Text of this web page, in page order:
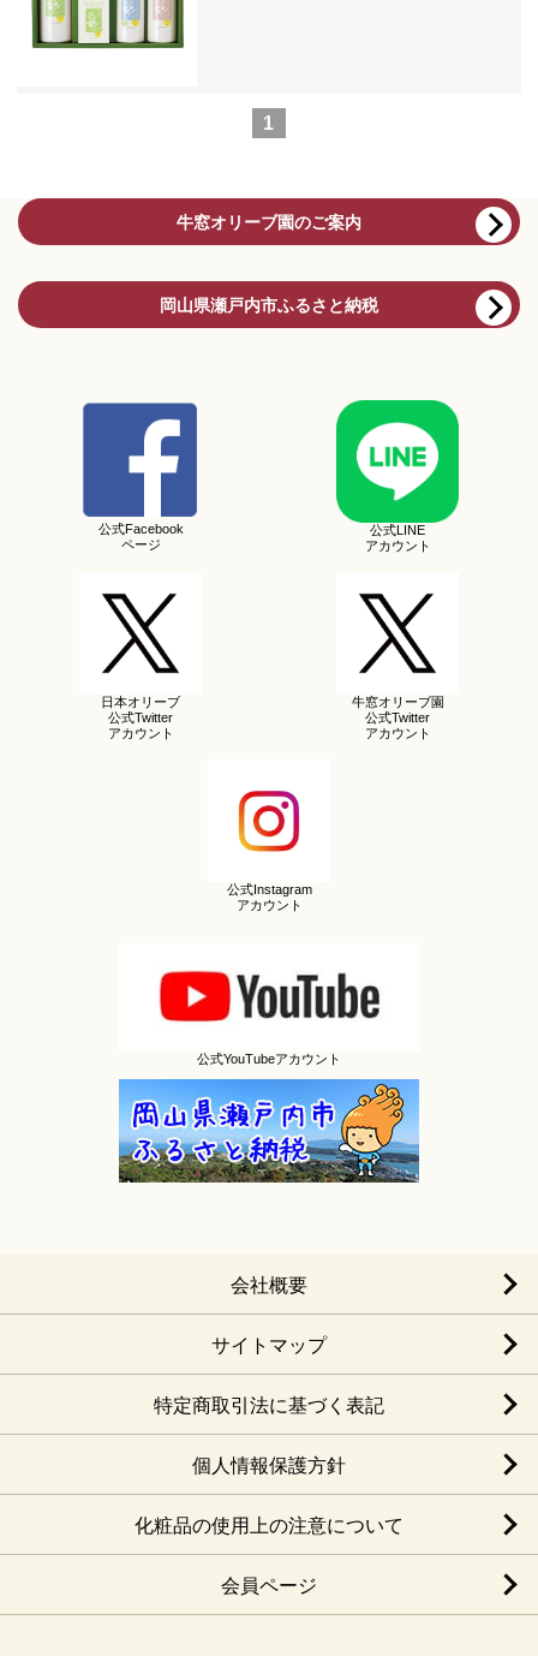
1
牛窓オリーブ園のご案内
岡山県瀬戸内市ふるさと納税
公式Facebook
ページ
公式LINE
アカウント
日本オリーブ
公式Twitter
アカウント
牛窓オリーブ園
公式Twitter
アカウント
公式Instagram
アカウント
公式YouTubeアカウント
会社概要
サイトマップ
特定商取引法に基づく表記
個人情報保護方針
化粧品の使用上の注意について
会員ページ